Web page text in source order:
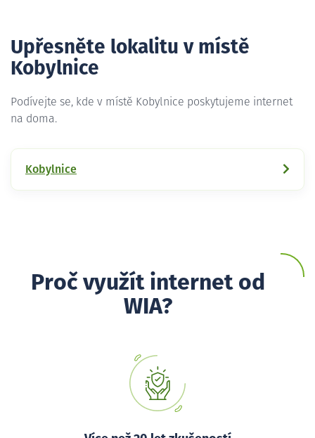
Upřesněte lokalitu v místě
Kobylnice
Podívejte se, kde v místě Kobylnice poskytujeme internet
na doma.
Kobylnice
Proč využít internet od
WIA?